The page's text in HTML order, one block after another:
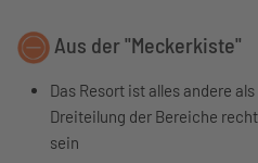
Aus der "Meckerkiste"
Das Resort ist alles andere
Dreiteilung der Bereiche
sein